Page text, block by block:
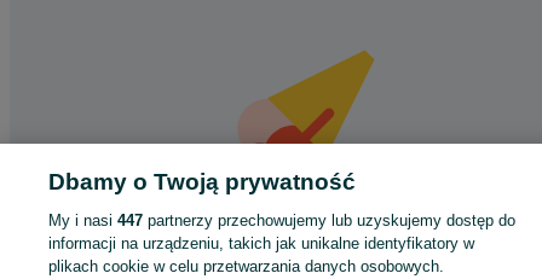
Coś poszło nie tak
Dbamy o Twoją prywatność
My i nasi 447partnerzy przechowujemy lub uzyskujemy dostęp do
informacji na urządzeniu, takich jak unikalne identyfikatory w
plikach cookie w celu przetwarzania danych osobowych.